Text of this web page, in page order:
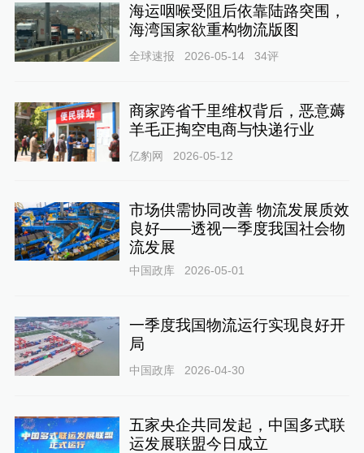
海运咽喉受阻后依靠陆路突围，
海湾国家欲重构物流版图
全球速报 2026-05-14 34评
商家跨省千里维权背后，恶意薅
羊毛正掏空电商与快递行业
亿豹网 2026-05-12
市场供需协同改善 物流发展质效
良好——透视一季度我国社会物
流发展
中国政库 2026-05-01
一季度我国物流运行实现良好开
局
中国政库 2026-04-30
五家央企共同发起，中国多式联
运发展联盟今日成立